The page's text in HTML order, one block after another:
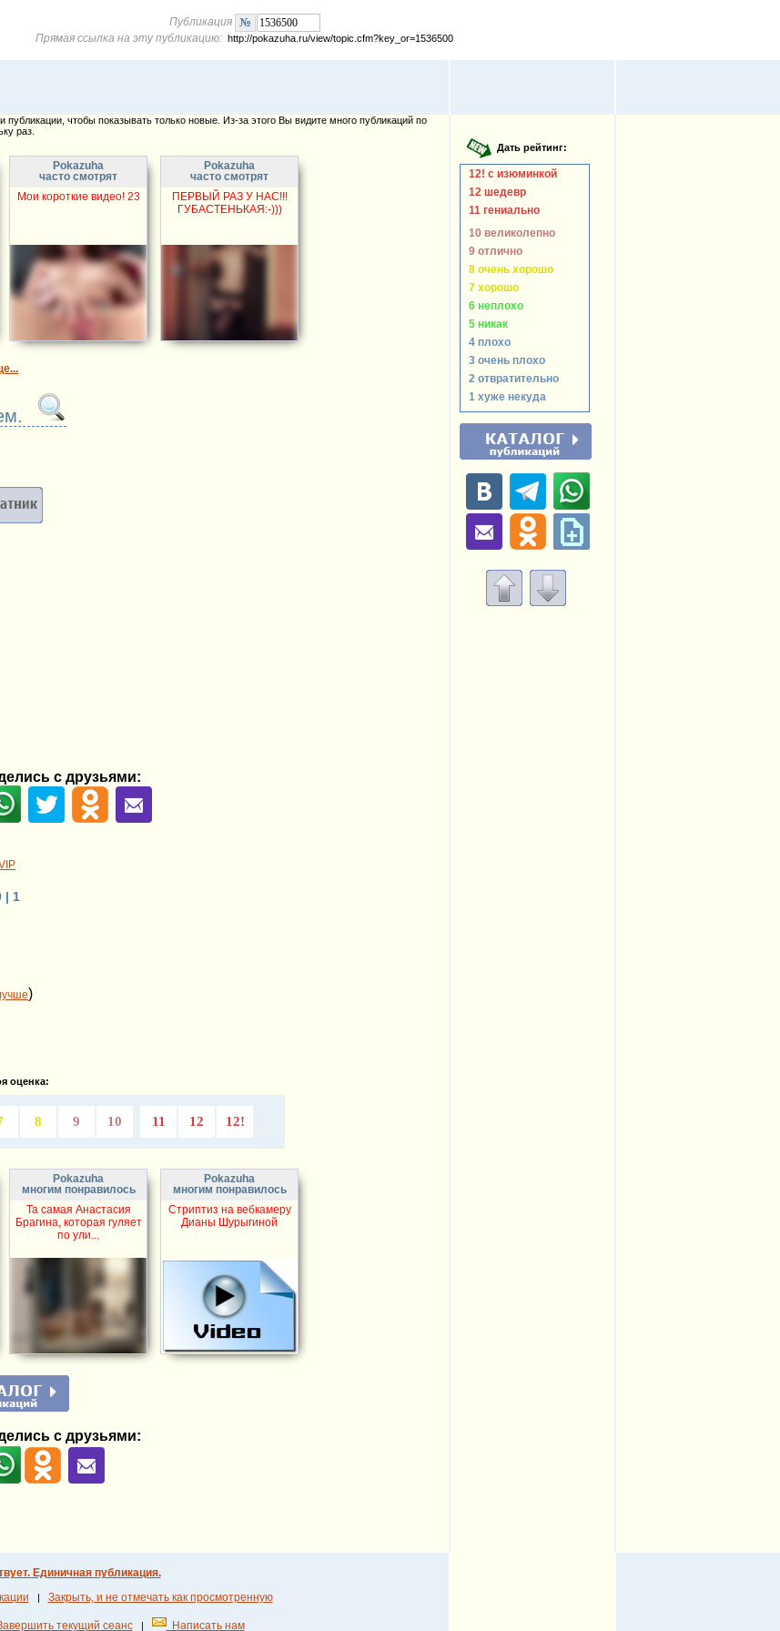
Публикация
Прямая ссылка на эту публикацию: http://pokazuha.ru/view/topic.cfm?key_or=1536500
чтобы показывать только новые. Из-за этого Вы видите много публикаций по
раз.
Pokazuha
часто смотрят
Мои короткие видео! 23
Pokazuha
часто смотрят
ПЕРВЫЙ РАЗ У НАС!!!
ГУБАСТЕНЬКАЯ:-)))
с друзьями:
| 1
)
оценка:
8 9 10 11 12 12!
Pokazuha
многим понравилось
Та самая Анастасия
Брагина, которая гуляет
по ули...
Pokazuha
многим понравилось
Стриптиз на вебкамеру
Дианы Шурыгиной
с друзьями:
12! с изюминкой
12 шедевр
11 гениально
10 великолепно
9 отлично
8 очень хорошо
7 хорошо
6 неплохо
5 никак
4 плохо
3 очень плохо
2 отвратительно
1 хуже некуда
Единичная публикация.
| Закрыть, и не отмечать как просмотренную
текущий сеанс| Написать нам